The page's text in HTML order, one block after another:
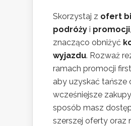
Skorzystaj z ofert
podróży i promocji
znacząco obniżyć
wyjazdu. Rozważ
ramach promocji
aby uzyskać tańsze
wcześniejsze
sposób masz
szerszej oferty oraz